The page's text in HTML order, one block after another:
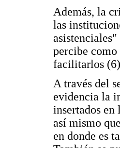
Además, la
las
percibe
facilitarlos
A través del
evidencia la
insertados en
así mismo
en donde es